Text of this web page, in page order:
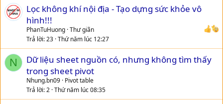
Chúc các Bạn tùy biến vào công việc của mình cho phù hợp và hiệu
quả nhất
Lọc không khí nội địa - Tạo dựng sức khỏe vô
hình!!!
PhanTuHuong Thư giãn
Trả lời 23 Thứ năm lúc 12:27
N
Dữ liệu sheet nguồn có, nhưng không tìm thấy
trong sheet pivot
Nhung.bn09 Pivot table
Trả lời 2 Thứ năm lúc 08:35